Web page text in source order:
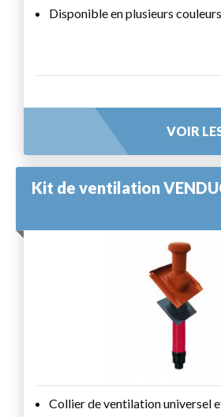
Disponible en plusieurs
VOIR
Kit de ventilation
Collier de ventilation universel